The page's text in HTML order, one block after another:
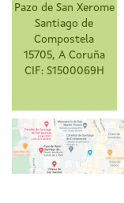
Pazo de San Xerome
Santiago de
Compostela
15705, A Coruña
CIF: S1500069H